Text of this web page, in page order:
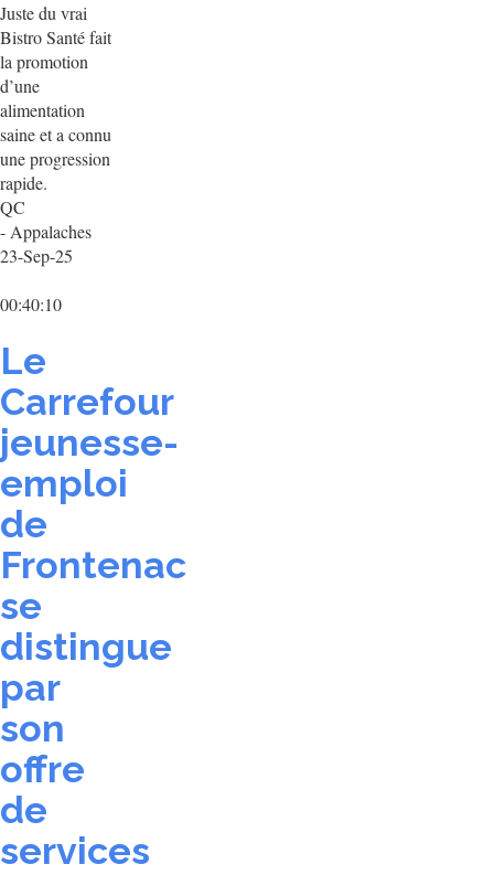
Juste du vrai
Bistro Santé fait
la promotion
d’une
alimentation
saine et a connu
une progression
rapide.
QC
- Appalaches
23-Sep-25
00:40:10
Le
Carrefour
jeunesse-
emploi
de
Frontenac
se
distingue
par
son
offre
de
services